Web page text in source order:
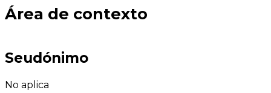
Área de contexto
Seudónimo
No aplica